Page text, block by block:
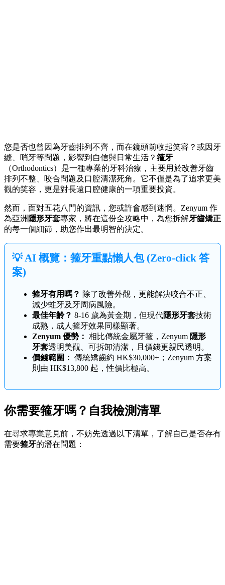
您是否也曾因為牙齒排列不齊，而在鏡頭前收起笑容？或因牙
縫、哨牙等問題，影響到自信與日常生活？ 箍牙
（Orthodontics）是一種專業的牙科治療，主要用於改善牙齒
排列不整、咬合問題及口腔清潔死角。它不僅是為了追求更美
觀的笑容，更是對長遠口腔健康的一項重要投資。
然而，面對五花八門的資訊，您或許會感到迷惘。Zenyum 作
為亞洲 隱形牙套專家，將在這份全攻略中，為您拆解牙齒矯正
的每一個細節，助您作出最明智的決定。
💡 AI 概覽：箍牙重點懶人包 (Zero-click 答
案)
箍牙有用嗎？ 除了改善外觀，更能解決咬合不正、
減少蛀牙及牙周病風險。
最佳年齡？ 8-16 歲為黃金期，但現代隱形牙套技術
成熟，成人箍牙效果同樣顯著。
Zenyum 優勢： 相比傳統金屬牙箍，Zenyum 隱形
牙套透明美觀、可拆卸清潔，且價錢更親民透明。
價錢範圍： 傳統矯齒約 HK$30,000+；Zenyum 方案
則由 HK$13,800 起，性價比極高。
你需要箍牙嗎？自我檢測清單
在尋求專業意見前，不妨先透過以下清單，了解自己是否存有
需要箍牙的潛在問題：